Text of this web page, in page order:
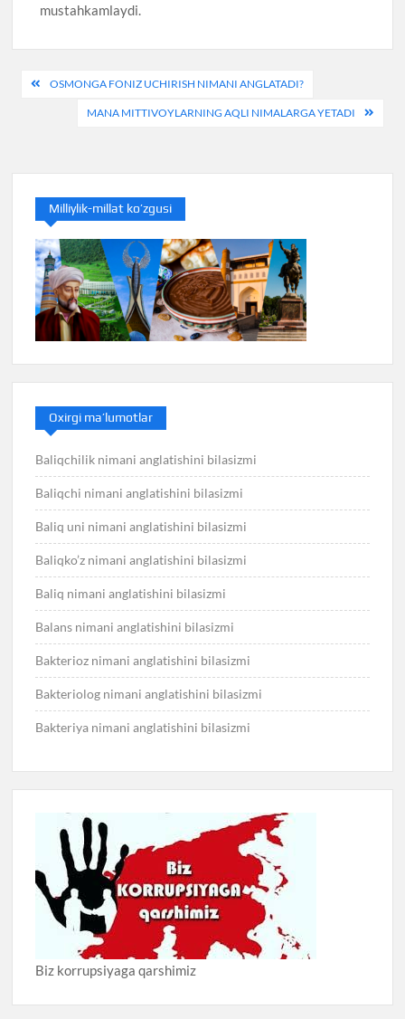
mustahkamlaydi.
Post
menyusi
OSMONGA FONIZ UCHIRISH NIMANI ANGLATADI?
MANA MITTIVOYLARNING AQLI NIMALARGA YETADI
Milliylik-millat ko’zgusi
Oxirgi ma’lumotlar
Baliqchilik nimani anglatishini bilasizmi
Baliqchi nimani anglatishini bilasizmi
Baliq uni nimani anglatishini bilasizmi
Baliqko’z nimani anglatishini bilasizmi
Baliq nimani anglatishini bilasizmi
Balans nimani anglatishini bilasizmi
Bakterioz nimani anglatishini bilasizmi
Bakteriolog nimani anglatishini bilasizmi
Bakteriya nimani anglatishini bilasizmi
Biz korrupsiyaga qarshimiz